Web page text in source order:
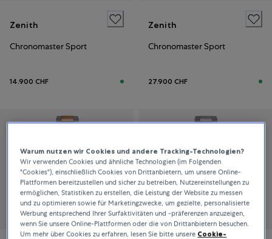
Zenith
Chronomaster Sport
14.900 CHF
Zenith
Chronomaster Sport
27.900 CHF
Warum nutzen wir Cookies und andere Tracking-Technologien?
Wir verwenden Cookies und ähnliche Technologien (im Folgenden
"Cookies"), einschließlich Cookies von Drittanbietern, um unsere Online-
Plattformen bereitzustellen und sicher zu betreiben, Nutzereinstellungen zu
ermöglichen, Statistiken zu erstellen, die Leistung der Website zu messen
und zu optimieren sowie für Marketingzwecke, um gezielte, personalisierte
Werbung entsprechend Ihrer Surfaktivitäten und -präferenzen anzuzeigen,
wenn Sie unsere Online-Plattformen oder die von Drittanbietern besuchen.
Um mehr über Cookies zu erfahren, lesen Sie bitte unsere Cookie-